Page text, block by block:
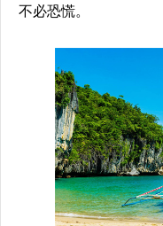
不必恐慌。